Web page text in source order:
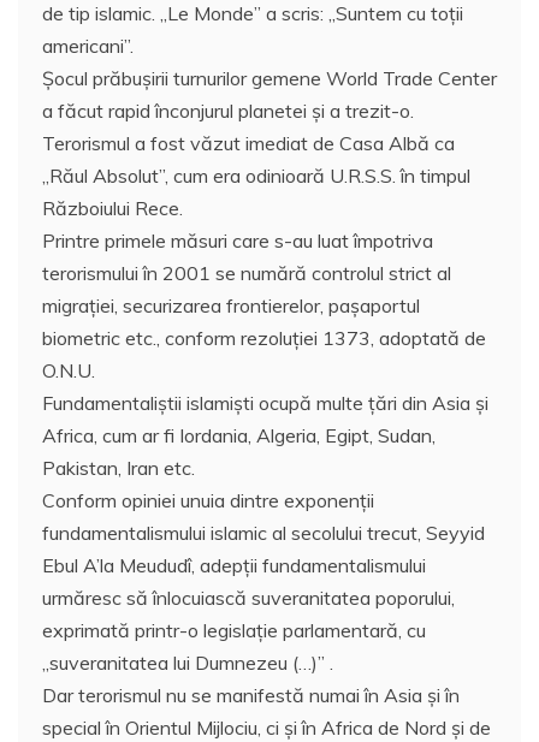
de tip islamic. „Le Monde” a scris: „Suntem cu toţii
americani”.
Şocul prăbuşirii turnurilor gemene World Trade Center
a făcut rapid înconjurul planetei şi a trezit-o.
Terorismul a fost văzut imediat de Casa Albă ca
„Răul Absolut”, cum era odinioară U.R.S.S. în timpul
Războiului Rece.
Printre primele măsuri care s-au luat împotriva
terorismului în 2001 se numără controlul strict al
migraţiei, securizarea frontierelor, paşaportul
biometric etc., conform rezoluţiei 1373, adoptată de
O.N.U.
Fundamentaliştii islamişti ocupă multe ţări din Asia şi
Africa, cum ar fi Iordania, Algeria, Egipt, Sudan,
Pakistan, Iran etc.
Conform opiniei unuia dintre exponenţii
fundamentalismului islamic al secolului trecut, Seyyid
Ebul A’la Meududî, adepţii fundamentalismului
urmăresc să înlocuiască suveranitatea poporului,
exprimată printr-o legislaţie parlamentară, cu
„suveranitatea lui Dumnezeu (…)” .
Dar terorismul nu se manifestă numai în Asia şi în
special în Orientul Mijlociu, ci şi în Africa de Nord şi de